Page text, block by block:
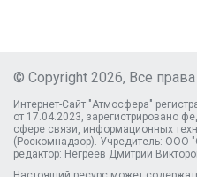
© Copyright 2026, Все
Интернет-Сайт "Атмосфера"
от 17.04.2023, зарегистрировано
сфере связи, информационных
(Роскомнадзор). Учредитель:
редактор: Негреев Дмитрий